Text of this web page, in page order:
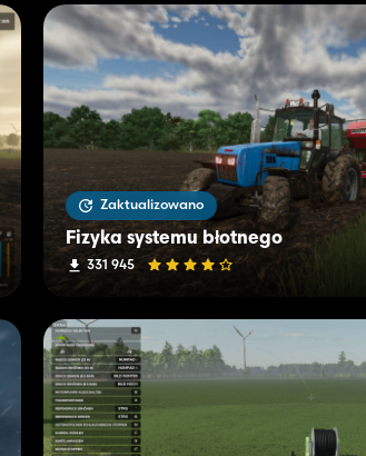
Zaktualizowano
Fizyka systemu błotnego
331 945